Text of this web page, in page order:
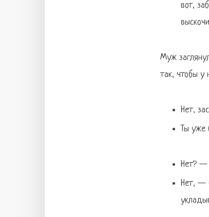
вот,
Муж
так, чтобы у
Нет,
Ты уже
Нет? —
Нет, —